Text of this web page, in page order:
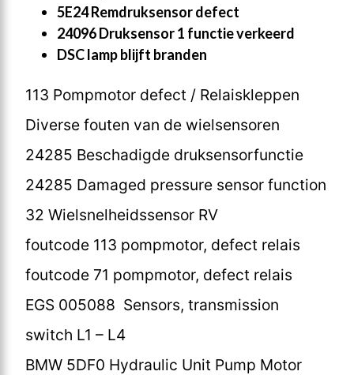
5E24 Remdruksensor defect
24096 Druksensor 1 functie verkeerd
DSC lamp blijft branden
113 Pompmotor defect / Relaiskleppen
Diverse fouten van de wielsensoren
24285 Beschadigde druksensorfunctie
24285 Damaged pressure sensor function
32 Wielsnelheidssensor RV
foutcode 113 pompmotor, defect relais
foutcode 71 pompmotor, defect relais
EGS 005088 Sensors, transmission
switch L1 – L4
BMW 5DF0 Hydraulic Unit Pump Motor